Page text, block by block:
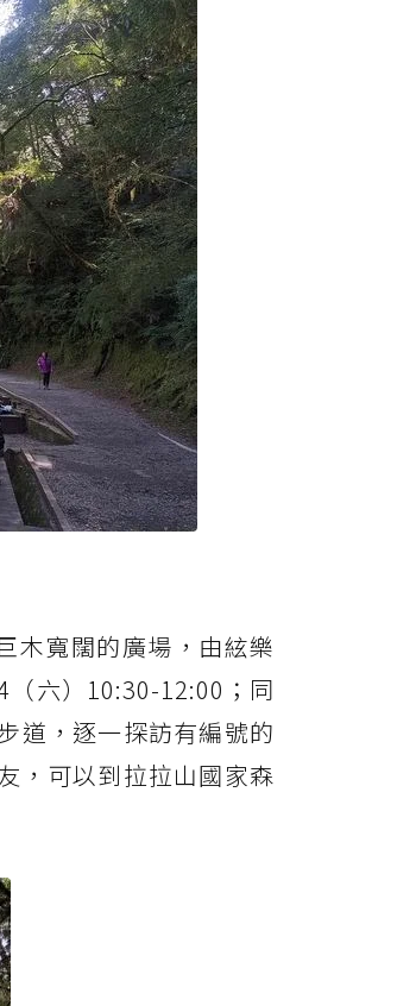
木寬闊的廣場，由絃樂
六）10:30-12:00；同
道，逐一探訪有編號的
，可以到拉拉山國家森